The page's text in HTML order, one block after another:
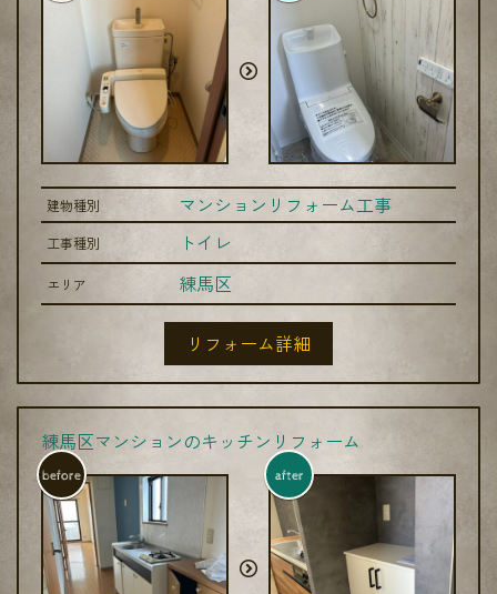
建物種別 マンションリフォーム工事
工事種別 トイレ
エリア 練馬区
リフォーム詳細
練馬区マンションのキッチンリフォーム
before after